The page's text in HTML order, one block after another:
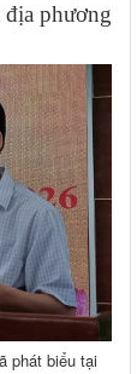
phương
phát biểu tại